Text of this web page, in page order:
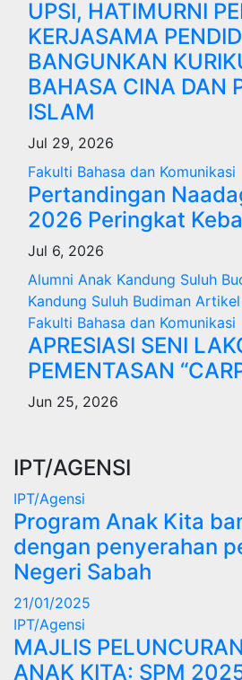
UPSI, HATIMURNI
KERJASAMA
BANGUNKAN
BAHASA CINA DAN
ISLAM
Jul 29, 2026
Fakulti Bahasa dan Komunikasi
Pertandingan
2026 Peringkat
Jul 6, 2026
Alumni Anak Kandung Suluh
Kandung Suluh Budiman Artikel
Fakulti Bahasa dan Komunikasi
APRESIASI SENI
PEMENTASAN
Jun 25, 2026
IPT/AGENSI
IPT/Agensi
Program Anak Kita
dengan penyerahan
Negeri Sabah
21/01/2025
IPT/Agensi
MAJLIS
ANAK KITA: SPM